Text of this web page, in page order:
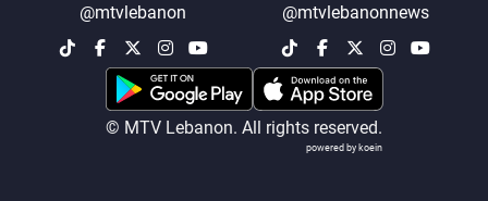
@mtvlebanonnews
@mtvlebanon
© MTV Lebanon. All rights reserved.
powered by koein